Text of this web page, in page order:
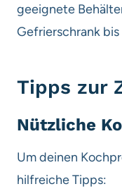
geeignete
Gefrierschrank
Tipps zur
Nützliche
Um deinen
hilfreiche Tipps: